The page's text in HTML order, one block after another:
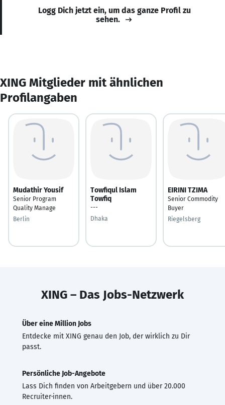
Logg Dich jetzt ein, um das ganze Profil zu
sehen.
XING Mitglieder mit ähnlichen
Profilangaben
Mudathir Yousif
Senior Program
Quality Manage
Berlin
Towfiqul Islam
Towfiq
---
Dhaka
EIRINI TZIMA
Senior Commodity
Buyer
Riegelsberg
XING – Das Jobs-Netzwerk
Über eine Million Jobs
Entdecke mit XING genau den Job, der wirklich zu Dir
passt.
Persönliche Job-Angebote
Lass Dich finden von Arbeitgebern und über 20.000
Recruiter·innen.